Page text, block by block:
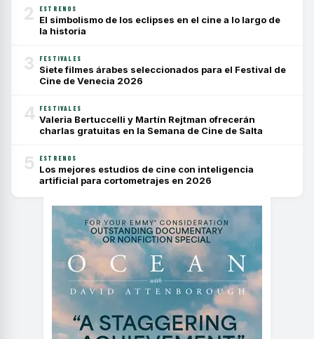
2 ESTRENOS
El simbolismo de los eclipses en el cine a lo largo de
la historia
3 FESTIVALES
Siete filmes árabes seleccionados para el Festival de
Cine de Venecia 2026
4 FESTIVALES
Valeria Bertuccelli y Martín Rejtman ofrecerán
charlas gratuitas en la Semana de Cine de Salta
5 ESTRENOS
Los mejores estudios de cine con inteligencia
artificial para cortometrajes en 2026